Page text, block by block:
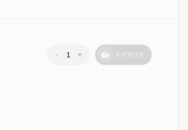
- + КУПИТИ